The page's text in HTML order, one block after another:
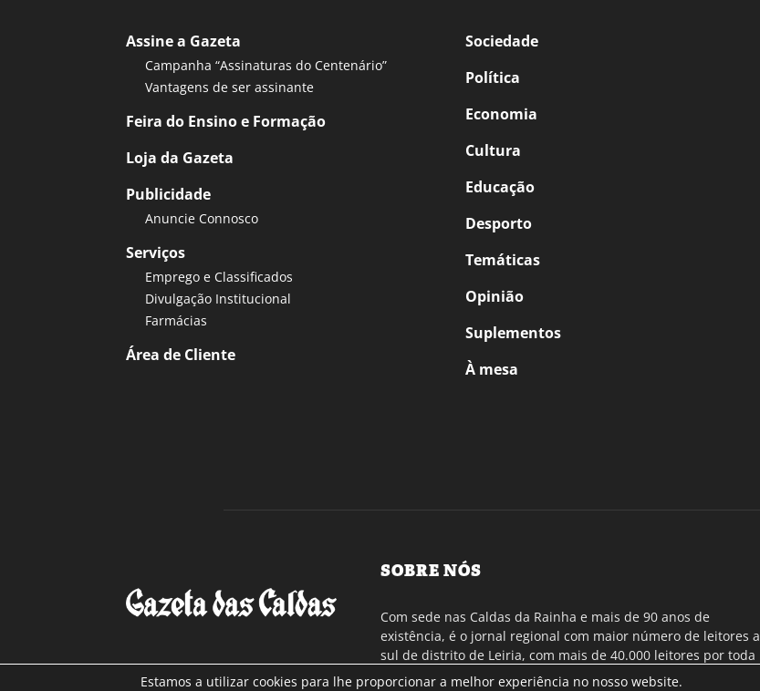
Assine a Gazeta
Campanha “Assinaturas do Centenário”
Vantagens de ser assinante
Feira do Ensino e Formação
Loja da Gazeta
Publicidade
Anuncie Connosco
Serviços
Emprego e Classificados
Divulgação Institucional
Farmácias
Área de Cliente
Sociedade
Política
Economia
Cultura
Educação
Desporto
Temáticas
Opinião
Suplementos
À mesa
SOBRE NÓS
Com sede nas Caldas da Rainha e mais de 90 anos de
existência, é o jornal regional com maior número de leitores a
sul de distrito de Leiria, com mais de 40.000 leitores por toda
a região Oeste. Jornal com distribuição em Portugal
Estamos a utilizar cookies para lhe proporcionar a melhor experiência no nosso website.